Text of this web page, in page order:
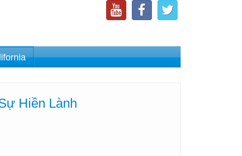
Hiền Lành